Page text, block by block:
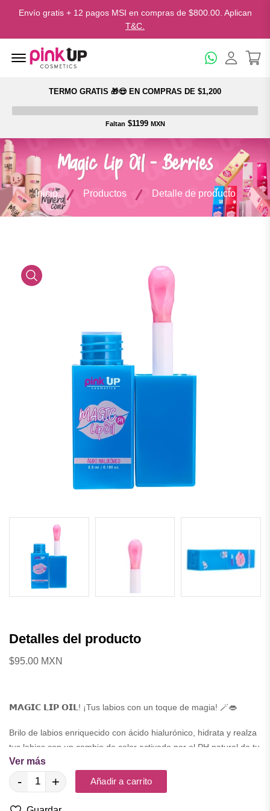
Envío gratis + 12 pagos MSI en compras de $800.00. Aplican
T&C.
Menu Open
TERMO GRATIS 🎁😍 EN COMPRAS DE $1,200
Faltan $1199 MXN
Magic Lip Oil - Berries
Inicio Productos Detalle de producto
Detalles del producto
$95.00 MXN
𝗠𝗔𝗚𝗜𝗖 𝗟𝗜𝗣 𝗢𝗜𝗟! ¡Tus labios con un toque de magia! 🪄👄
Brilo de labios enriquecido con ácido hialurónico, hidrata y realza
tus labios con un cambio de color activado por el PH natural de tu
piel, Además, ¡DISFRUTA SUS DELICIOSOS AROMAS!
🍬 Chicle ☁️ Bombón 🍦Vainilla
Ver más
- + Añadir a carrito